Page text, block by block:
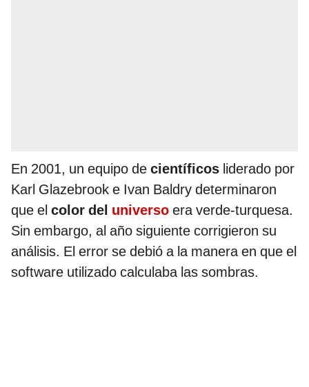
En 2001, un equipo de científicos liderado por
Karl Glazebrook e Ivan Baldry determinaron
que el color del universo era verde-turquesa.
Sin embargo, al año siguiente corrigieron su
análisis. El error se debió a la manera en que el
software utilizado calculaba las sombras.